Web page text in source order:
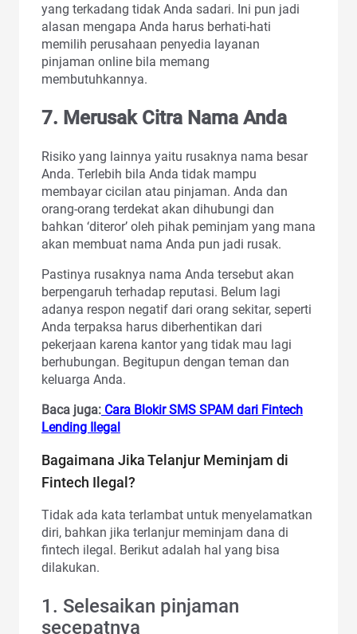
yang terkadang tidak Anda sadari. Ini pun jadi
alasan mengapa Anda harus berhati-hati
memilih perusahaan penyedia layanan
pinjaman online bila memang
membutuhkannya.
7. Merusak Citra Nama Anda
Risiko yang lainnya yaitu rusaknya nama besar
Anda. Terlebih bila Anda tidak mampu
membayar cicilan atau pinjaman. Anda dan
orang-orang terdekat akan dihubungi dan
bahkan ‘diteror’ oleh pihak peminjam yang mana
akan membuat nama Anda pun jadi rusak.
Pastinya rusaknya nama Anda tersebut akan
berpengaruh terhadap reputasi. Belum lagi
adanya respon negatif dari orang sekitar, seperti
Anda terpaksa harus diberhentikan dari
pekerjaan karena kantor yang tidak mau lagi
berhubungan. Begitupun dengan teman dan
keluarga Anda.
Baca juga: Cara Blokir SMS SPAM dari Fintech
Lending Ilegal
Bagaimana Jika Telanjur Meminjam di
Fintech Ilegal?
Tidak ada kata terlambat untuk menyelamatkan
diri, bahkan jika terlanjur meminjam dana di
fintech ilegal. Berikut adalah hal yang bisa
dilakukan.
1. Selesaikan pinjaman
secepatnya